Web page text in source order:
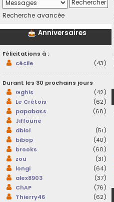
Recherche avancée
Anniversaires
Félicitations à :
cécile
(43)
Durant les 30 prochains jours
Gghis
(42)
Le Crétois
(62)
papabass
(68)
Jiffoune
dblol
(51)
bibop
(40)
brooks
(60)
zou
(31)
longi
(64)
alex8903
(37)
ChAP
(76)
Thierry46
(62)